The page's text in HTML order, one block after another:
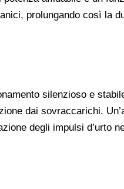
prolungando così la
silenzioso e
dai sovraccarichi.
degli impulsi d’urto